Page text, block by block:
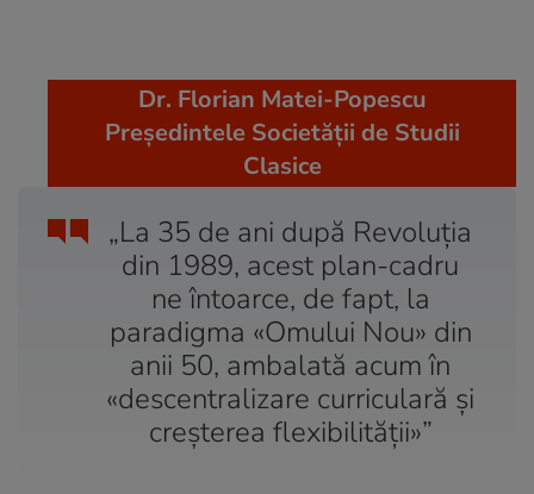
„La 35 de ani după Revoluția
din 1989, acest plan-cadru
ne întoarce, de fapt, la
paradigma «Omului Nou» din
anii 50, ambalată acum în
«descentralizare curriculară și
creșterea flexibilității»”
Dr. Florian Matei-Popescu
Președintele Societății de Studii
Clasice